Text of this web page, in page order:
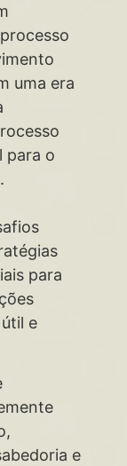
uma era
para o
para
e
e